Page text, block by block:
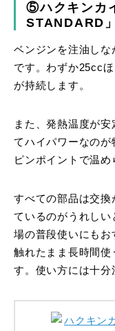
⑤ハクキンカ
STANDARD」
ベンジンを注油しな
です。わずか25cc
が持続します。
また、発熱温度が
てハイパワーなの
ピンポイントで温め
すべての部品は交
ているのがうれし
場の普段使いにも
触れたまま長時間使
す。使い方には十分